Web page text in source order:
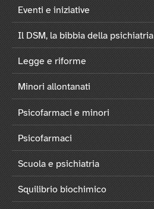
Eventi e iniziative
Il DSM, la bibbia della psichiatria
Legge e riforme
Minori allontanati
Psicofarmaci e minori
Psicofarmaci
Scuola e psichiatria
Squilibrio biochimico